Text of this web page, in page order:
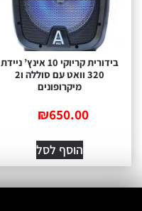
בידורית קריוקי 10 אינץ’ ניידת
320 וואט עם סוללה ו2
מיקרופונים
₪650.00
הוסף לסל